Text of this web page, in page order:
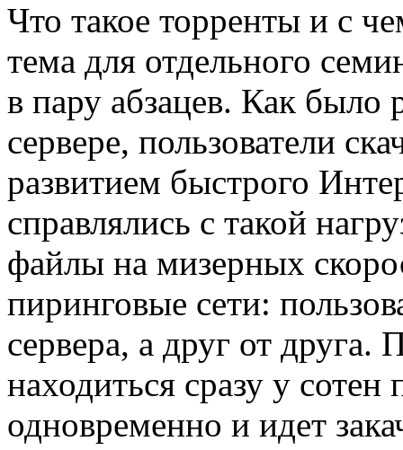
Что такое торренты и с
тема для отдельного
в пару абзацев. Как
сервере, пользователи
развитием быстрого
справлялись с такой
файлы на мизерных
пиринговые сети:
сервера, а друг от
находиться сразу у сотен
одновременно и идет